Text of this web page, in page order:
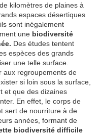
kilomètres de plaines à
espaces désertiques
sont inégalement
une biodiversité
Des études tentent
espèces des grands
une telle surface.
aux regroupements de
si loin sous la surface,
et que des dizaines
En effet, le corps de
sert de nourriture à de
années, formant de
biodiversité difficile